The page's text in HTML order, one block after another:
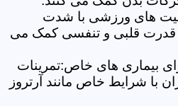
های ورزشی با شدت
قدرت قلبی و تنفسی کمک می
بیماری های خاص:تمرینات
با شرایط خاص مانند آرتروز